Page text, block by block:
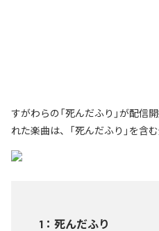
すがわらの「死んだふり」が配信
れた楽曲は、「死んだふり」を含
1 ： 死んだふり